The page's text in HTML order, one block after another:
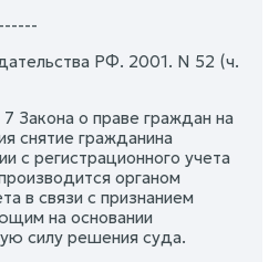
РФ. 2001. N 52 (ч.
Закона о праве граждан на
снятие гражданина
с регистрационного учета
органом
в связи с признанием
на основании
силу решения суда.